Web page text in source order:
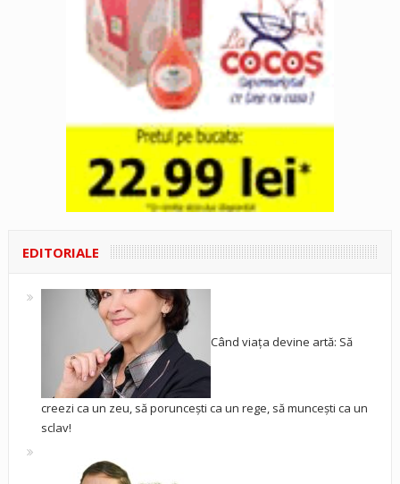
EDITORIALE
Când viața devine artă: Să
creezi ca un zeu, să poruncești ca un rege, să muncești ca un
sclav!